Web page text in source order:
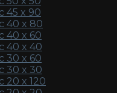
45 x 90
40 x 80
40 x 60
40 x 40
30 x 60
30 x 30
20 x 120